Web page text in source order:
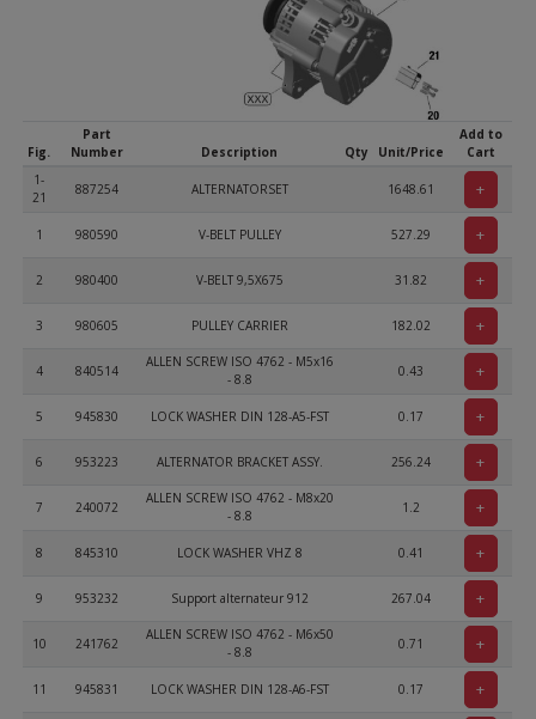
Fig.
Part
Number
Description Qty Unit/Price
Add to
Cart
1-
21
887254 ALTERNATORSET 1648.61 +
1 980590 V-BELT PULLEY 527.29 +
2 980400 V-BELT 9,5X675 31.82 +
3 980605 PULLEY CARRIER 182.02 +
4 840514
ALLEN SCREW ISO 4762 - M5x16
- 8.8
0.43 +
5 945830 LOCK WASHER DIN 128-A5-FST 0.17 +
6 953223 ALTERNATOR BRACKET ASSY. 256.24 +
7 240072
ALLEN SCREW ISO 4762 - M8x20
- 8.8
1.2 +
8 845310 LOCK WASHER VHZ 8 0.41 +
9 953232 Support alternateur 912 267.04 +
10 241762
ALLEN SCREW ISO 4762 - M6x50
- 8.8
0.71 +
11 945831 LOCK WASHER DIN 128-A6-FST 0.17 +